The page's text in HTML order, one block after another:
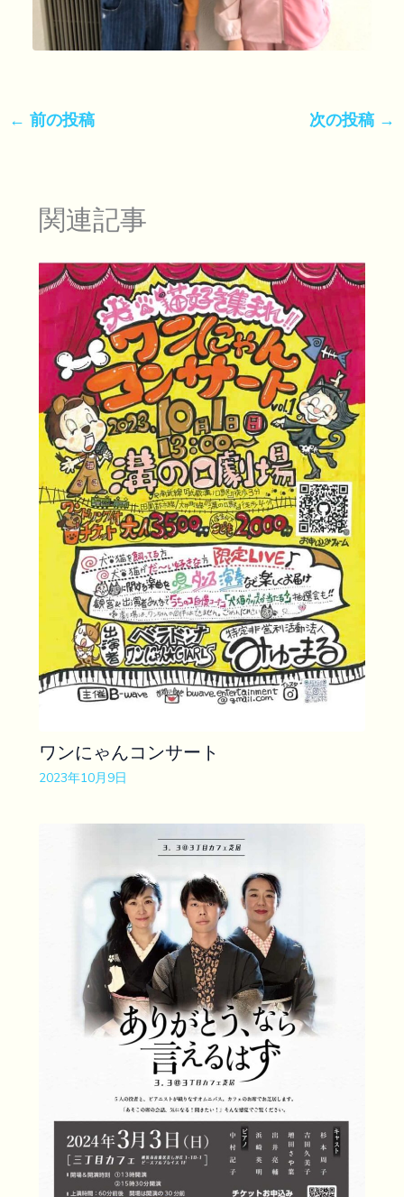
← 前の投稿 次の投稿 →
関連記事
ワンにゃんコンサート
2023年10月9日